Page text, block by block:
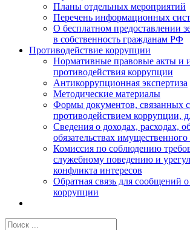
Планы отдельных мероприятий
Перечень информационных
О бесплатном предоставлении
в собственность гражданам РФ
Противодействие коррупции
Нормативные правовые акты и
противодействия коррупции
Антикоррупционная экспертиза
Методические материалы
Формы документов, связанных с
противодействием коррупции,
Сведения о доходах, расходах,
обязательствах имущественного
Комиссия по соблюдению
служебному поведению и
конфликта интересов
Обратная связь для сообщений
коррупции
Результат